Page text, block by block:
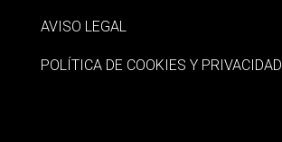
AVISO LEGAL
POLÍTICA DE COOKIES Y PRIVACIDAD